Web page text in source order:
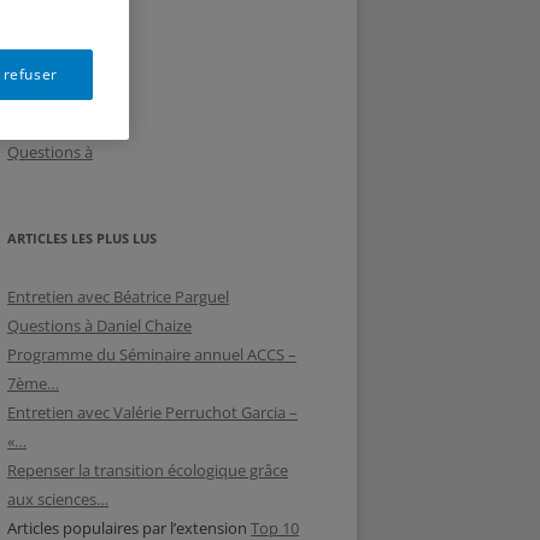
Questions à
ARTICLES LES PLUS LUS
Entretien avec Béatrice Parguel
Questions à Daniel Chaize
Programme du Séminaire annuel ACCS –
7ème…
Entretien avec Valérie Perruchot Garcia –
«…
Repenser la transition écologique grâce
aux sciences…
Articles populaires par l’extension Top 10
refuser